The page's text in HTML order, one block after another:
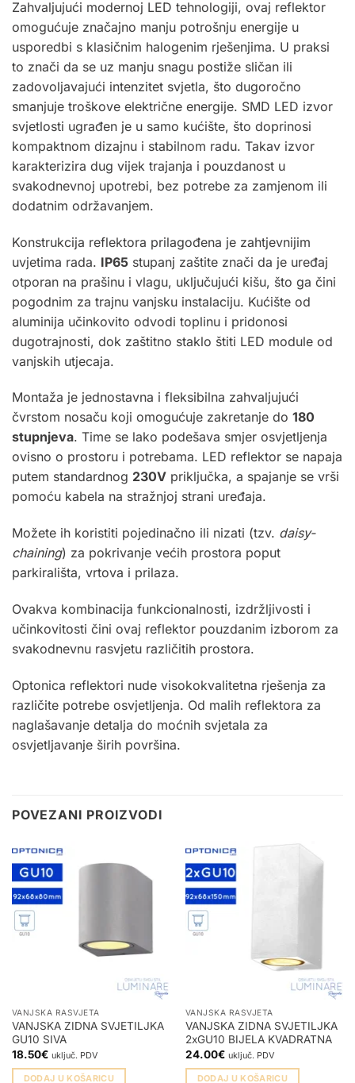
Zahvaljujući modernoj LED tehnologiji, ovaj reflektor
omogućuje značajno manju potrošnju energije u
usporedbi s klasičnim halogenim rješenjima. U praksi
to znači da se uz manju snagu postiže sličan ili
zadovoljavajući intenzitet svjetla, što dugoročno
smanjuje troškove električne energije. SMD LED izvor
svjetlosti ugrađen je u samo kućište, što doprinosi
kompaktnom dizajnu i stabilnom radu. Takav izvor
karakterizira dug vijek trajanja i pouzdanost u
svakodnevnoj upotrebi, bez potrebe za zamjenom ili
dodatnim održavanjem.
Konstrukcija reflektora prilagođena je zahtjevnijim
uvjetima rada. IP65 stupanj zaštite znači da je uređaj
otporan na prašinu i vlagu, uključujući kišu, što ga čini
pogodnim za trajnu vanjsku instalaciju. Kućište od
aluminija učinkovito odvodi toplinu i pridonosi
dugotrajnosti, dok zaštitno staklo štiti LED module od
vanjskih utjecaja.
Montaža je jednostavna i fleksibilna zahvaljujući
čvrstom nosaču koji omogućuje zakretanje do 180
stupnjeva. Time se lako podešava smjer osvjetljenja
ovisno o prostoru i potrebama. LED reflektor se napaja
putem standardnog 230V priključka, a spajanje se vrši
pomoću kabela na stražnjoj strani uređaja.
Možete ih koristiti pojedinačno ili nizati (tzv. daisy-
chaining) za pokrivanje većih prostora poput
parkirališta, vrtova i prilaza.
Ovakva kombinacija funkcionalnosti, izdržljivosti i
učinkovitosti čini ovaj reflektor pouzdanim izborom za
svakodnevnu rasvjetu različitih prostora.
Optonica reflektori nude visokokvalitetna rješenja za
različite potrebe osvjetljenja. Od malih reflektora za
naglašavanje detalja do moćnih svjetala za
osvjetljavanje širih površina.
POVEZANI PROIZVODI
VANJSKA RASVJETA
VANJSKA ZIDNA SVJETILJKA
GU10 SIVA
18.50€ uključ. PDV
DODAJ U KOŠARICU
VANJSKA RASVJETA
VANJSKA ZIDNA SVJETILJKA
2xGU10 BIJELA KVADRATNA
24.00€ uključ. PDV
DODAJ U KOŠARICU